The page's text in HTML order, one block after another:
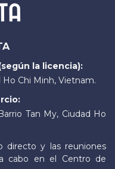
la licencia):
Ho Chi Minh, Vietnam.
Tan My, Ciudad Ho
directo y las reuniones
cabo en el Centro de